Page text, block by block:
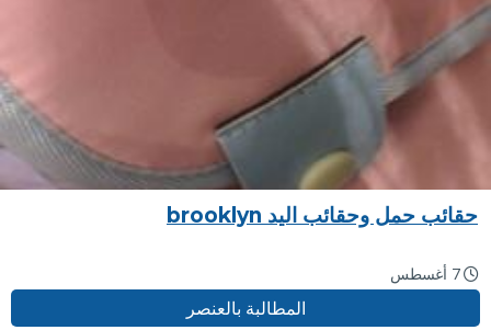
حقائب حمل وحقائب اليد brooklyn
7 أغسطس
المطالبة بالعنصر